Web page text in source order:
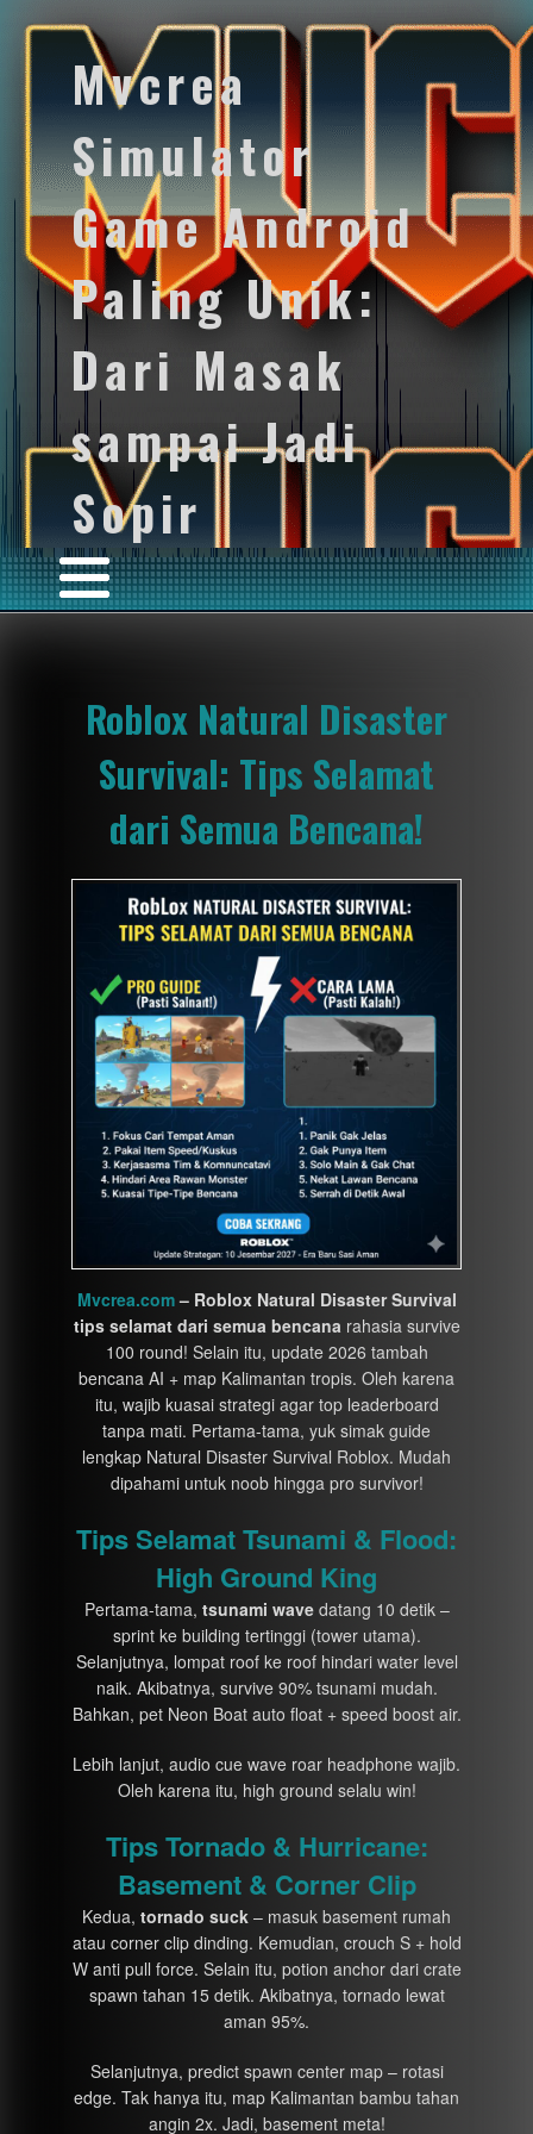
Mvcrea
Simulator
Game Android
Paling Unik:
Dari Masak
sampai Jadi
Sopir
Roblox Natural Disaster
Survival: Tips Selamat
dari Semua Bencana!
Mvcrea.com– Roblox Natural Disaster Survival
tips selamat dari semua bencanarahasia survive
100 round! Selain itu, update 2026 tambah
bencana AI + map Kalimantan tropis. Oleh karena
itu, wajib kuasai strategi agar top leaderboard
tanpa mati. Pertama-tama, yuk simak guide
lengkap Natural Disaster Survival Roblox. Mudah
dipahami untuk noob hingga pro survivor!
Tips Selamat Tsunami & Flood:
High Ground King
Pertama-tama, tsunami wavedatang 10 detik –
sprint ke building tertinggi (tower utama).
Selanjutnya, lompat roof ke roof hindari water level
naik. Akibatnya, survive 90% tsunami mudah.
Bahkan, pet Neon Boat auto float + speed boost air.
Lebih lanjut, audio cue wave roar headphone wajib.
Oleh karena itu, high ground selalu win!
Tips Tornado & Hurricane:
Basement & Corner Clip
Kedua, tornado suck – masuk basement rumah
atau corner clip dinding. Kemudian, crouch S + hold
W anti pull force. Selain itu, potion anchor dari crate
spawn tahan 15 detik. Akibatnya, tornado lewat
aman 95%.
Selanjutnya, predict spawn center map – rotasi
edge. Tak hanya itu, map Kalimantan bambu tahan
angin 2x. Jadi, basement meta!